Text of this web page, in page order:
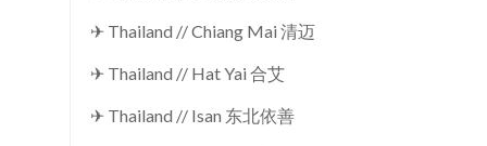
✈ Thailand // Chiang Mai 清迈
✈ Thailand // Hat Yai 合艾
✈ Thailand // Isan 东北依善